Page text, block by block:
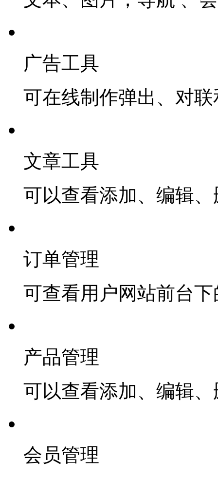
广告工具
可在线制作弹出、对
文章工具
可以查看添加、编辑
订单管理
可查看用户网站前台
产品管理
可以查看添加、编辑
会员管理